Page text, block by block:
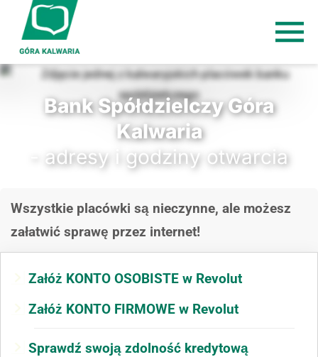
Bank Spółdzielczy Góra
Kalwaria
- adresy i godziny otwarcia
Wszystkie placówki są nieczynne, ale możesz
załatwić sprawę przez internet!
Załóż KONTO OSOBISTE w Revolut
Załóż KONTO FIRMOWE w Revolut
Sprawdź swoją zdolność kredytową